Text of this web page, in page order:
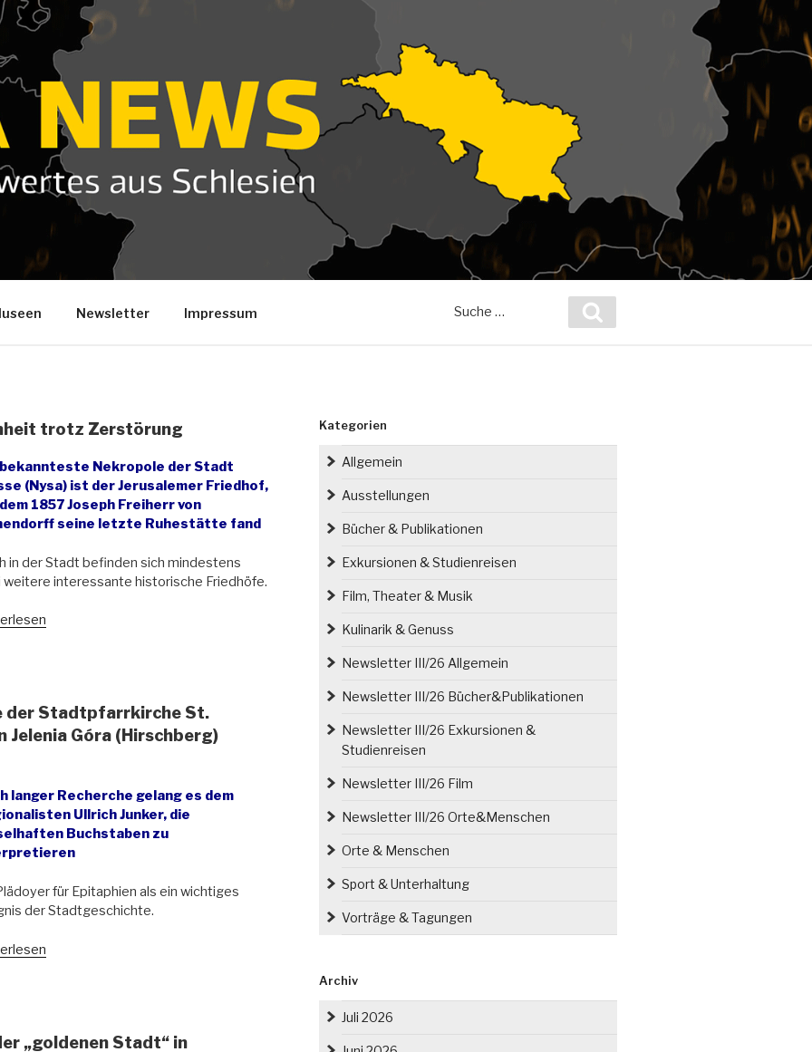
Newsletter Impressum
nach:
trotz Zerstörung
Nekropole der Stadt
(Nysa) ist der Jerusalemer Friedhof,
1857 Joseph Freiherr von
seine letzte Ruhestätte fand
in der Stadt befinden sich mindestens
weitere interessante historische Friedhöfe.
der Stadtpfarrkirche St.
Jelenia Góra (Hirschberg)
langer Recherche gelang es dem
Ullrich Junker, die
Buchstaben zu
für Epitaphien als ein wichtiges
der Stadtgeschichte.
„goldenen Stadt“ in
Kategorien
Allgemein
Ausstellungen
Bücher & Publikationen
Exkursionen & Studienreisen
Film, Theater & Musik
Kulinarik & Genuss
Newsletter III/26 Allgemein
Newsletter III/26 Bücher&Publikationen
Newsletter III/26 Exkursionen &
Studienreisen
Newsletter III/26 Film
Newsletter III/26 Orte&Menschen
Orte & Menschen
Sport & Unterhaltung
Vorträge & Tagungen
Archiv
Juli 2026